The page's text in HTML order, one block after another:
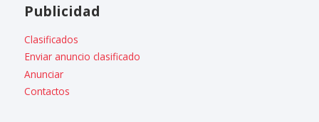
Publicidad
Clasificados
Enviar anuncio clasificado
Anunciar
Contactos